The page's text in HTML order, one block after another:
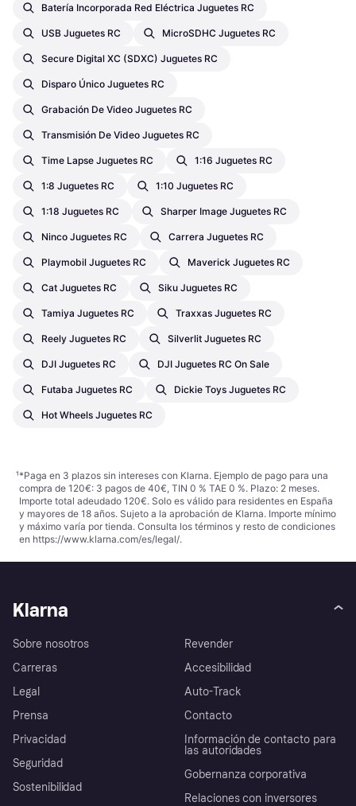
Batería Incorporada Red Eléctrica Juguetes RC
USB Juguetes RC MicroSDHC Juguetes RC
Secure Digital XC (SDXC) Juguetes RC
Disparo Único Juguetes RC
Grabación De Video Juguetes RC
Transmisión De Video Juguetes RC
Time Lapse Juguetes RC 1:16 Juguetes RC
1:8 Juguetes RC 1:10 Juguetes RC
1:18 Juguetes RC Sharper Image Juguetes RC
Ninco Juguetes RC Carrera Juguetes RC
Playmobil Juguetes RC Maverick Juguetes RC
Cat Juguetes RC Siku Juguetes RC
Tamiya Juguetes RC Traxxas Juguetes RC
Reely Juguetes RC Silverlit Juguetes RC
DJI Juguetes RC DJI Juguetes RC On Sale
Futaba Juguetes RC Dickie Toys Juguetes RC
Hot Wheels Juguetes RC
¹*Paga en 3 plazos sin intereses con Klarna. Ejemplo de pago para una
compra de 120€: 3 pagos de 40€, TIN 0 % TAE 0 %. Plazo: 2 meses.
Importe total adeudado 120€. Solo es válido para residentes en España
y mayores de 18 años. Sujeto a la aprobación de Klarna. Importe mínimo
y máximo varía por tienda. Consulta los términos y resto de condiciones
en https://www.klarna.com/es/legal/.
Klarna
Sobre nosotros
Carreras
Legal
Prensa
Privacidad
Seguridad
Sostenibilidad
Revender
Accesibilidad
Auto-Track
Contacto
Información de contacto para
las autoridades
Gobernanza corporativa
Relaciones con inversores